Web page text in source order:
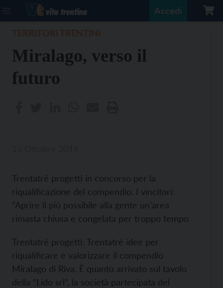
Accedi
Miralago, verso il
futuro
Trentatré progetti in concorso per la
riqualificazione del compendio. I vincitori:
“Aprire il più possibile alla gente un’area
rimasta chiusa e congelata per troppo tempo
Trentatré progetti. Trentatré idee per
riqualificare e valorizzare il compendio
Miralago di Riva. È quanto arrivato sul tavolo
della “Lido srl”, la società partecipata del